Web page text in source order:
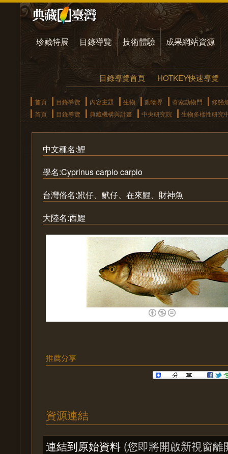
珍藏特展 目錄導覽 技術體驗 成果網站資源
目錄導覽首頁 HOTKEY快速導覽
首頁 目錄導覽 內容主題 生物 動物界 脊索動物門
條鰭
首頁
目錄導覽 典藏機構與計畫 中央研究院 生物多樣性研究
中文種名:鯉
學名:Cyprinus carpio carpio
台灣俗名:鮘仔、鮘仔、在來鯉、財神魚
大陸名:西鯉
推薦分享
資源連結
連結到原始資料 (您即將開啟新視窗離